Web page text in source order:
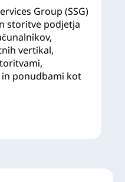
Group (SSG)
storitve podjetja
vertikal,
ponudbami kot